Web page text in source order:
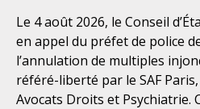
Le 4 août 2026, le Conseil
en appel du préfet de police
l’annulation de multiples
référé-liberté par le SAF
Avocats Droits et Psychiatrie.